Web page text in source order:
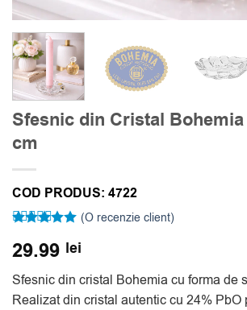
Sfesnic din Cristal
cm
COD PRODUS: 4722
5din 5 pe
singure
(O recenzie client)
29.99 lei
Sfesnic din cristal Bohemia cu forma de
Realizat din cristal autentic cu 24% PbO